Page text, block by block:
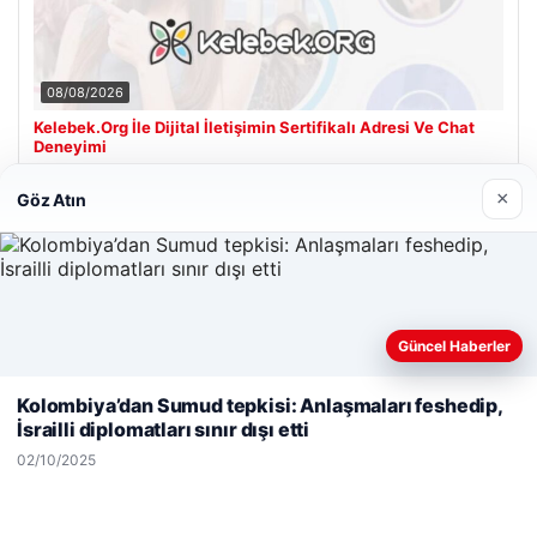
08/08/2026
Kelebek.Org İle Dijital İletişimin Sertifikalı Adresi Ve Chat
Deneyimi
Son Eklenen Firmalar
Web sitemizi nasıl kullandığınızı daha iyi anlayabilmek,
kullanıyoruz.Çerez Politikamız
Reddet
Göz Atın ×
Güncel Haberler
Kolombiya’dan Sumud tepkisi: Anlaşmaları feshedip,
İsrailli diplomatları sınır dışı etti
02/10/2025